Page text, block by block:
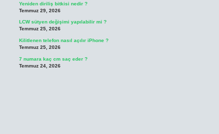
Yeniden diriliş bitkisi nedir ?
Temmuz 29, 2026
LCW sütyen değişimi yapılabilir mi ?
Temmuz 25, 2026
Kilitlenen telefon nasıl açılır iPhone ?
Temmuz 25, 2026
7 numara kaç cm saç eder ?
Temmuz 24, 2026